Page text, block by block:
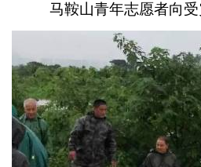
马鞍山青年志愿者向受